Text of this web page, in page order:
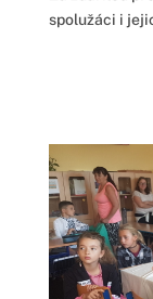
spolužáci i